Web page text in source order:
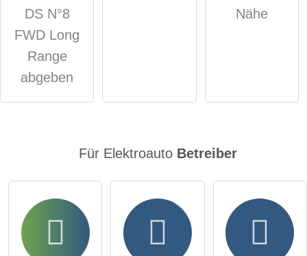
Hinweis: Bitte beachten Sie, öffentliche Fragen sindfür alle
Klicken Sie hier um eine
Elektroauto-Eintrag zu stellen
DS N°8
FWD Long
Range
abgeben
Nähe
Für Elektroauto Betreiber